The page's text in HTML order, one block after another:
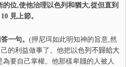
位,使他治理以色列和猶大,從但直到
10 見上節。
一句。 (押尼珥如此明知神的旨意,然
的利益做事了。他把以色列 不歸給大
要自己掌權。他那樣卑賤的人被人